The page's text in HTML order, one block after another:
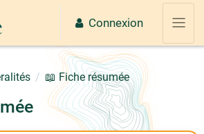
Connexion
📖 Fiche résumée